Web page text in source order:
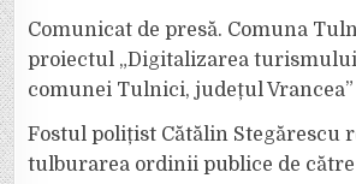
Comunicat de presă. Comuna
proiectul „Digitalizarea
comunei Tulnici, județul Vrancea”
Fostul polițist Cătălin Stegărescu
tulburarea ordinii publice de